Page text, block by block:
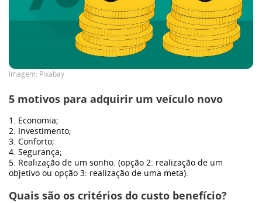
Post
melhores-3
nov2
Imagem: Pixabay
5 motivos para adquirir um veículo novo
1. Economia;
2. Investimento;
3. Conforto;
4. Segurança;
5. Realização de um sonho. (opção 2: realização de um
objetivo ou opção 3: realização de uma meta).
Quais são os critérios do custo benefício?